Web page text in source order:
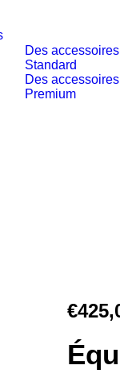
Des accessoires
Standard
Des accessoires
Premium
€